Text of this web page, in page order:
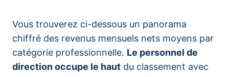
Vous trouverez ci-dessous un panorama
chiffré des revenus mensuels nets moyens par
catégorie professionnelle. Le personnel de
direction occupe le haut du classement avec